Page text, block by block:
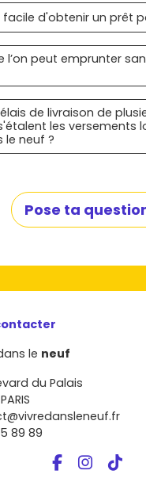
d'obtenir un prêt
l’on peut emprunter
de livraison de
les versements
neuf ?
Pose ta
le neuf
du Palais
89 89